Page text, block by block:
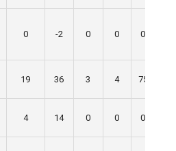
0 -2 0 0 0.0
19 36 3 4 75.0
4 14 0 0 0.0